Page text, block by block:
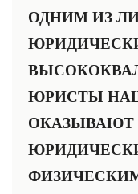
ОДНИМ ИЗ
ЮРИСТЫ
ОКАЗЫВАЮТ